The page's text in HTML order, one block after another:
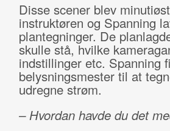
Disse scener blev
instruktøren og Spanning
plantegninger. De
skulle stå, hvilke
indstillinger etc. Spanning
belysningsmester til at
udregne strøm.
– Hvordan havde du det